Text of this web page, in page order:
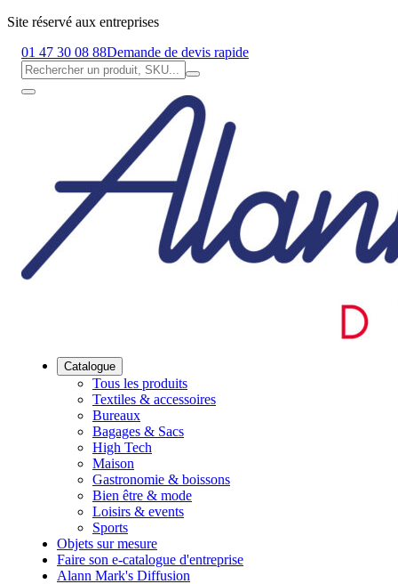
Site réservé aux entreprises
01 47 30 08 88Demande de devis rapide
Catalogue
Tous les produits
Textiles & accessoires
Bureaux
Bagages & Sacs
High Tech
Maison
Gastronomie & boissons
Bien être & mode
Loisirs & events
Sports
Objets sur mesure
Faire son e-catalogue d'entreprise
Alann Mark's Diffusion